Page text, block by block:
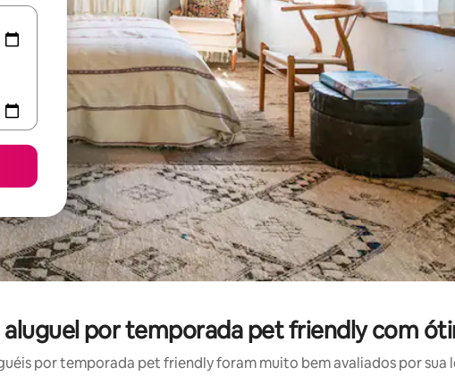
por temporada pet friendly com
por temporada pet friendly foram muito bem avaliados por sua